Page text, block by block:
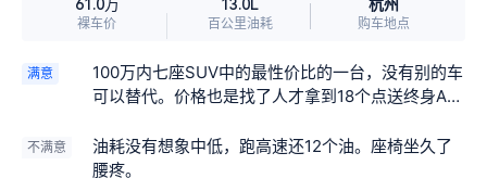
61.0万
裸车价
13.0L
百公里油耗 购车地点
满意
100万内七座SUV中的最性价比的一台，没有别的车
可以替代。价格也是找了人才拿到18个点送终身A
不满意
油耗没有想象中低，跑高速还12个油。座椅坐久了
腰疼。